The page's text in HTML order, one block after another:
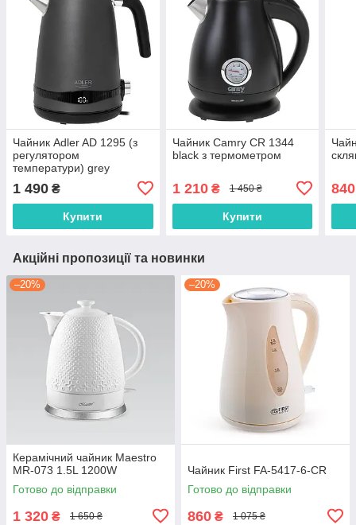
Чайник Adler AD 1295 (з
регулятором
температури) grey
1 490 ₴
Купити
Чайник Camry CR 1344
black з термометром
1 210₴ 1 450 ₴
Купити
840
Акційні пропозиції та новинки
–20%
Керамічний чайник Maestro
MR-073 1.5L 1200W
Готово до відправки
1 320 ₴ 1 650 ₴
–20%
Чайник First FA-5417-6-CR
Готово до відправки
860 ₴ 1 075 ₴